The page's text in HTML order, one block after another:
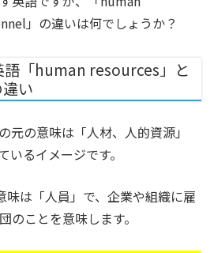
」の違いは何でしょうか？
語「human resources」と
い
元の意味は「人材、人的資源」
いるイメージです。
味は「人員」で、企業や組織に雇
のことを意味します。